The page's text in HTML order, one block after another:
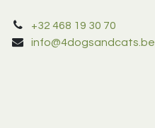
+32 468 19 30 70
info@4dogsandcats.be